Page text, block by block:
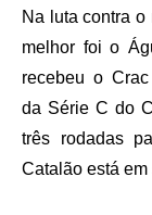
Na luta contra
melhor foi o
recebeu o
da Série C do
três rodadas
Catalão está